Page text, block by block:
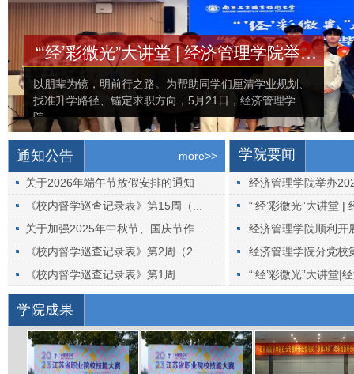
“‘经’彩微光”大讲堂 | 经济管理学院举办“榜样面对面”之优秀毕业生分享会
以朋辈为镜，明前行之路。为帮助同学们厘清学业规划、
找准升学路径、锚定求职方向，5月21日，经济管理学
院...
more>>
通知公告
关于2026年端午节放假安排的通知
2026/06/18
《校内督学巡查记录表》第15周（...
2026/06/18
关于加强2025年中秋节、国庆节作...
2025/09/28
《校内督学巡查记录表》第2周（2...
2025/09/19
《校内督学巡查记录表》第1周
2025/09/19
学院要闻
经济管理学院举办
“‘经’彩微光”大讲堂
经济管理学院顺利开
经济管理学院分党校
“‘经’彩微光”大讲堂|
学院成果